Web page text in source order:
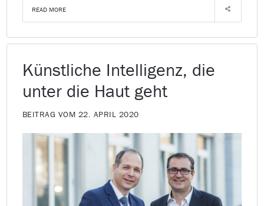
READ MORE
Künstliche Intelligenz, die
unter die Haut geht
BEITRAG VOM 22. APRIL 2020